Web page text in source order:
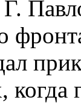
когда